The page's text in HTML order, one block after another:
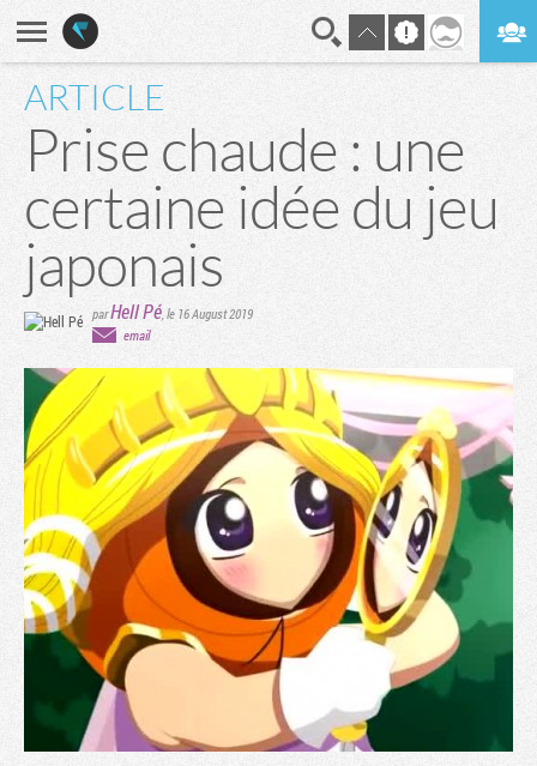
ARTICLE
Prise chaude : une
certaine idée du jeu
japonais
parHell Pé,le 16 August 2019
email